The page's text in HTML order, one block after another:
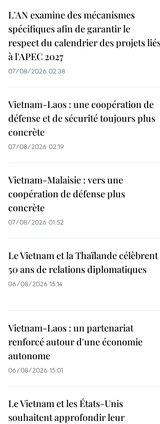
L'AN examine des mécanismes
spécifiques afin de garantir le
respect du calendrier des projets
à l'APEC 2027
07/08/2026 02:38
Vietnam-Laos : une coopération de
défense et de sécurité toujours plus
concrète
07/08/2026 02:19
Vietnam-Malaisie : vers une
coopération de défense plus
concrète
07/08/2026 01:52
Le Vietnam et la Thaïlande célèbrent
50 ans de relations diplomatiques
06/08/2026 15:14
Vietnam-Laos : un partenariat
renforcé autour d'une économie
autonome
06/08/2026 15:01
Le Vietnam et les États-Unis
souhaitent approfondir leur